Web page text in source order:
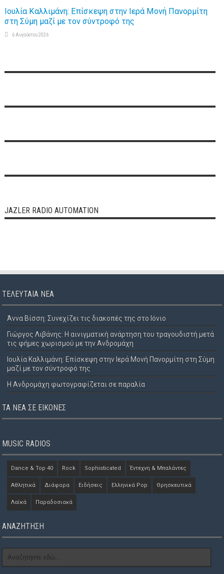
Ιουλία Καλλιμάνη: Επίσκεψη στην Ιερά Μονή Πανορμίτη
στη Σύμη μαζί με τον σύντροφό της
6 Αυγούστου 2026
JAZLER RADIO AUTOMATION
ΤΕΛΕΥΤΑΊΑ ΝΈΑ
Άννα Βίσση: Συνεχίζει τις διακοπές της στο Ιόνιο
Γιώργος Λιβάνης: Η αινιγματική ανάρτηση του τραγουδιστή μετά
τις φήμες χωρισμού με την Ανδρομάχη
Ιουλία Καλλιμάνη: Επίσκεψη στην Ιερά Μονή Πανορμίτη στη Σύμη
μαζί με τον σύντροφό της
Η Ανδρομάχη φωτογραφίζεται σε παραλία
ΤΑ ΝΈΑ ΣΕ ΕΙΚΌΝΕΣ
MUSIC RADIOS
Dance & Top 40 Rock Sophisticated Έντεχνη & Μπαλάντες
Αθλητικά Διάφορα Ειδήσεις Ελληνικά Pop Θρησκευτικά
Λαϊκά Παραδοσιακά
ΑΝΑΖΗΤΗΣΗ